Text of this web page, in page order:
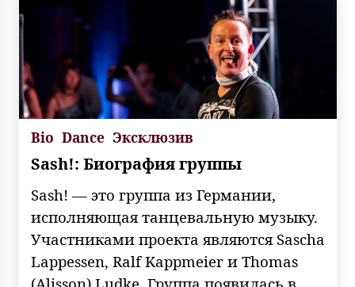
Bio Dance Эксклюзив
Sash!: Биография группы
Sash! — это группа из Германии,
исполняющая танцевальную музыку.
Участниками проекта являются Sascha
Lappessen, Ralf Kappmeier и Thomas